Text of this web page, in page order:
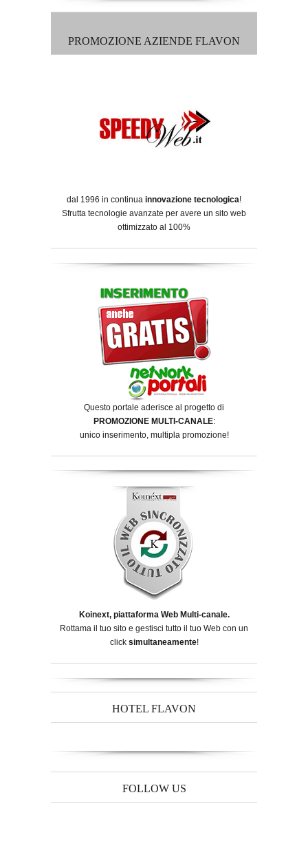
PROMOZIONE AZIENDE FLAVON
dal 1996 in continua innovazione tecnologica!
Sfrutta tecnologie avanzate per avere un sito web
ottimizzato al 100%
Questo portale aderisce al progetto di
PROMOZIONE MULTI-CANALE:
unico inserimento, multipla promozione!
Koinext, piattaforma Web Multi-canale.
Rottama il tuo sito e gestisci tutto il tuo Web con un
click simultaneamente!
HOTEL FLAVON
FOLLOW US